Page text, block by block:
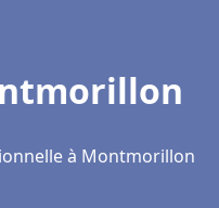
à Montmorillon